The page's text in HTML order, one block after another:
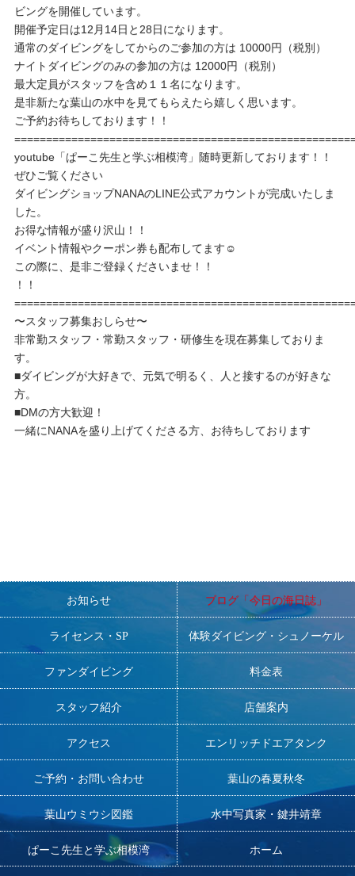
ビングを開催しています。
開催予定日は12月14日と28日になります。
通常のダイビングをしてからのご参加の方は 10000円（税別）
ナイトダイビングのみの参加の方は 12000円（税別）
最大定員がスタッフを含め１１名になります。
是非新たな葉山の水中を見てもらえたら嬉しく思います。
ご予約お待ちしております！！
youtube「ぱーこ先生と学ぶ相模湾」随時更新しております！！
ぜひご覧ください
ダイビングショップNANAのLINE公式アカウントが完成いたしま
した。
お得な情報が盛り沢山！！
イベント情報やクーポン券も配布してます☺️
この際に、是非ご登録くださいませ！！
！！
〜スタッフ募集おしらせ〜
非常勤スタッフ・常勤スタッフ・研修生を現在募集しておりま
す。
■ダイビングが大好きで、元気で明るく、人と接するのが好きな
方。
■DMの方大歓迎！
一緒にNANAを盛り上げてくださる方、お待ちしております
お知らせ ブログ「今日の海日誌」
ライセンス・SP 体験ダイビング・シュノーケル
ファンダイビング 料金表
スタッフ紹介 店舗案内
アクセス エンリッチドエアタンク
ご予約・お問い合わせ 葉山の春夏秋冬
葉山ウミウシ図鑑 水中写真家・鍵井靖章
ぱーこ先生と学ぶ相模湾 ホーム